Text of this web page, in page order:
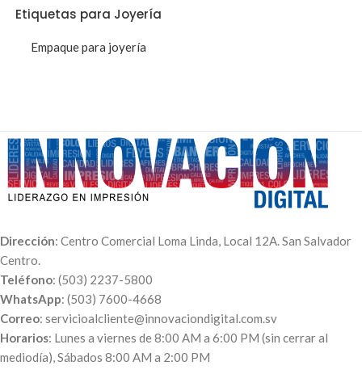
Etiquetas para Joyería
Empaque para joyería
Dirección: Centro Comercial Loma Linda, Local 12A. San Salvador
Centro.
Teléfono: (503) 2237-5800
WhatsApp: (503) 7600-4668
Correo: servicioalcliente@innovaciondigital.com.sv
Horarios: Lunes a viernes de 8:00 AM a 6:00 PM (sin cerrar al
mediodía), Sábados 8:00 AM a 2:00 PM